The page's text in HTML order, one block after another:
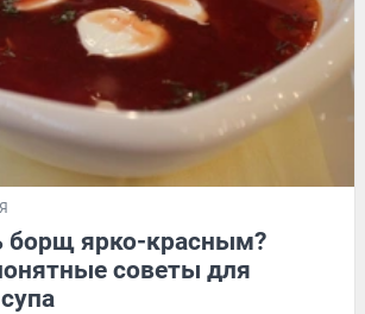
борщ ярко-красным?
советы для